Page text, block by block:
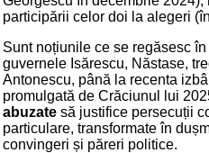
participării celor doi la alegeri
Sunt noțiunile ce se regăsesc
guvernele Isărescu, Năstase,
Antonescu, până la recenta
promulgată de Crăciunul lui
abuzate să justifice persecuții
particulare, transformate în
convingeri și păreri politice.